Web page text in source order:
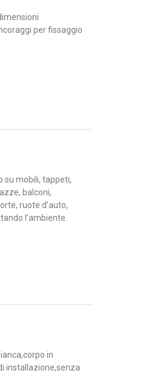
per fissaggio
su mobili, tappeti,
balconi,
ruote d’auto,
l’ambiente.
in
installazione,senza